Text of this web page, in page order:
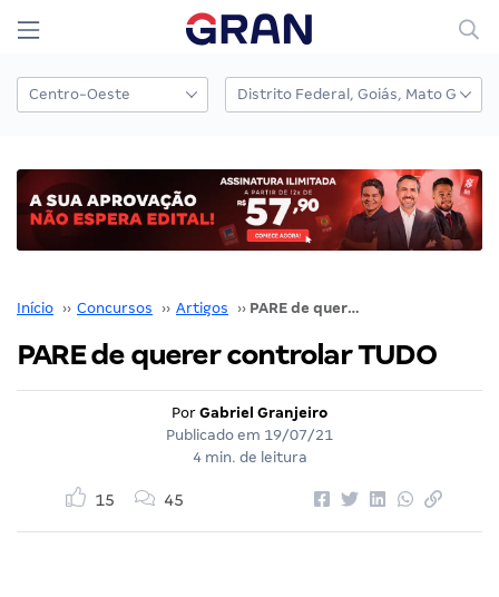
Início ›› Concursos ›› Artigos ›› PARE de querer controlar TUDO
PARE de querer controlar TUDO
Por Gabriel Granjeiro
Publicado em 19/07/21
4 min. de leitura
15 45